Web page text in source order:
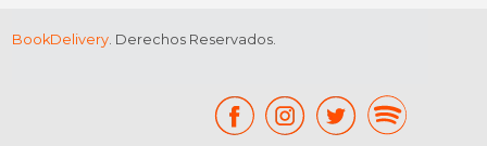
BookDelivery. Derechos Reservados.